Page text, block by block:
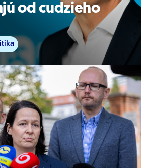
od cudzieho